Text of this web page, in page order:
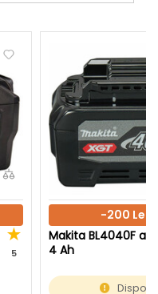
5
-200 Lei
Makita BL4040F
4 Ah